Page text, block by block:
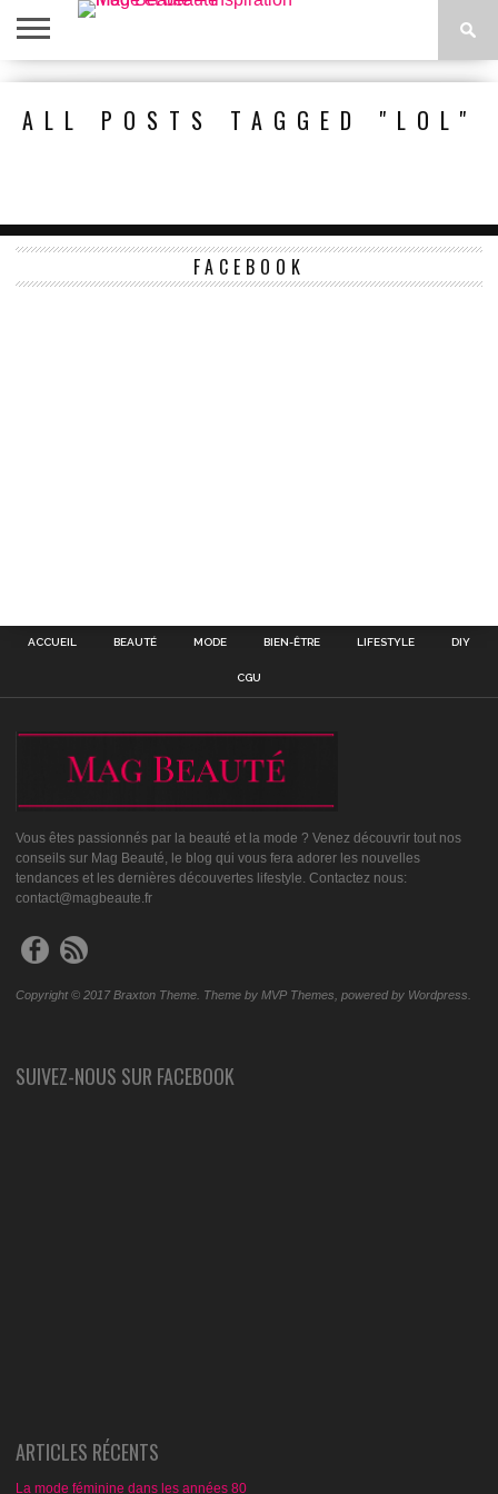
ACCUEIL
ÊTRE
ALL POSTS TAGGED "LOL"
FACEBOOK
ACCUEIL BEAUTÉ MODE BIEN-ÊTRE LIFESTYLE DIY
CGU
Vous êtes passionnés par la beauté et la mode ? Venez découvrir tout nos
conseils sur Mag Beauté, le blog qui vous fera adorer les nouvelles
tendances et les dernières découvertes lifestyle. Contactez nous:
contact@magbeaute.fr
Copyright © 2017 Braxton Theme. Theme by MVP Themes, powered by Wordpress.
SUIVEZ-NOUS SUR FACEBOOK
ARTICLES RÉCENTS
La mode féminine dans les années 80